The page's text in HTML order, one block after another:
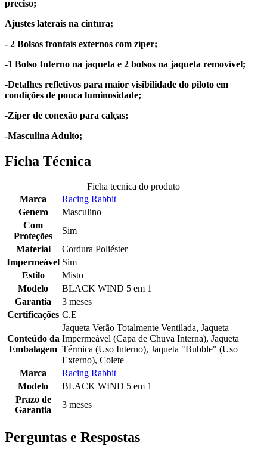
preciso;
Ajustes laterais na cintura;
- 2 Bolsos frontais externos com zíper;
-1 Bolso Interno na jaqueta e 2 bolsos na jaqueta removível;
-Detalhes refletivos para maior visibilidade do piloto em
condições de pouca luminosidade;
-Zíper de conexão para calças;
-Masculina Adulto;
Ficha Técnica
Ficha tecnica do produto
Marca
Racing Rabbit
Genero
Masculino
Com
Proteções
Sim
Material
Cordura Poliéster
Impermeável Sim
Estilo
Misto
Modelo
BLACK WIND 5 em 1
Garantia
3 meses
Certificações C.E
Conteúdo da
Embalagem
Jaqueta Verão Totalmente Ventilada, Jaqueta
Impermeável (Capa de Chuva Interna), Jaqueta
Térmica (Uso Interno), Jaqueta "Bubble" (Uso
Externo), Colete
Marca
Racing Rabbit
Modelo
BLACK WIND 5 em 1
Prazo de
Garantia
3 meses
Perguntas e Respostas